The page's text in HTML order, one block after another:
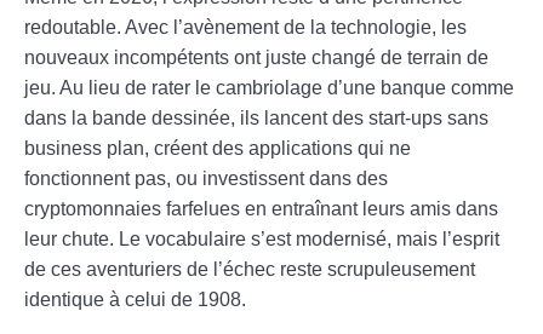
redoutable. Avec l’avènement de la technologie, les
nouveaux incompétents ont juste changé de terrain de
jeu. Au lieu de rater le cambriolage d’une banque comme
dans la bande dessinée, ils lancent des start-ups sans
business plan, créent des applications qui ne
fonctionnent pas, ou investissent dans des
cryptomonnaies farfelues en entraînant leurs amis dans
leur chute. Le vocabulaire s’est modernisé, mais l’esprit
de ces aventuriers de l’échec reste scrupuleusement
identique à celui de 1908.